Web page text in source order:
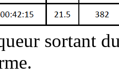
sortant